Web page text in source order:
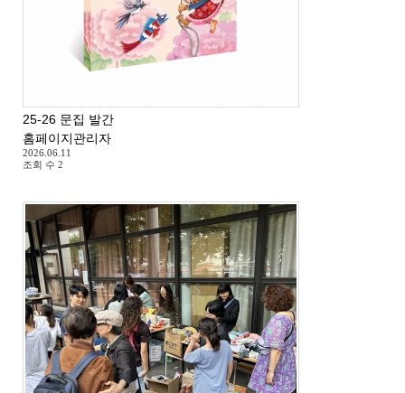
25-26 문집 발간
홈페이지관리자
2026.06.11
조회 수 2